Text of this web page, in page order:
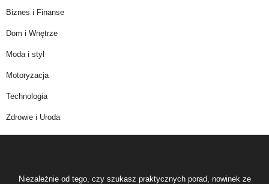
Biznes i Finanse
Dom i Wnętrze
Moda i styl
Motoryzacja
Technologia
Zdrowie i Uroda
Niezależnie od tego, czy szukasz praktycznych porad, nowinek ze